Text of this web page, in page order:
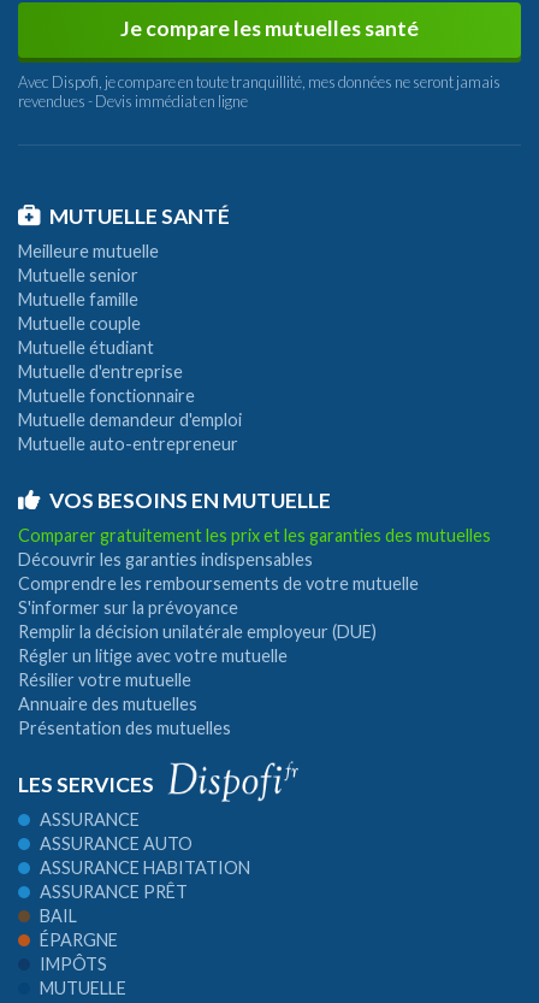
Je compare les mutuelles santé
Avec Dispofi, je compare en toute tranquillité, mes données ne seront jamais
revendues - Devis immédiat en ligne
MUTUELLE SANTÉ
Meilleure mutuelle
Mutuelle senior
Mutuelle famille
Mutuelle couple
Mutuelle étudiant
Mutuelle d'entreprise
Mutuelle fonctionnaire
Mutuelle demandeur d'emploi
Mutuelle auto-entrepreneur
VOS BESOINS EN MUTUELLE
Comparer gratuitement les prix et les garanties des mutuelles
Découvrir les garanties indispensables
Comprendre les remboursements de votre mutuelle
S'informer sur la prévoyance
Remplir la décision unilatérale employeur (DUE)
Régler un litige avec votre mutuelle
Résilier votre mutuelle
Annuaire des mutuelles
Présentation des mutuelles
LES SERVICES
ASSURANCE
ASSURANCE AUTO
ASSURANCE HABITATION
ASSURANCE PRÊT
BAIL
ÉPARGNE
IMPÔTS
MUTUELLE